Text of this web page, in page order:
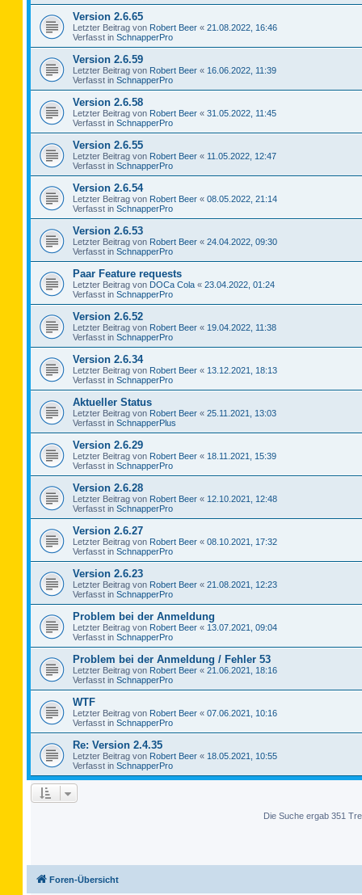
Version 2.6.65
Letzter Beitrag von Robert Beer « 21.08.2022, 16:46
Verfasst in SchnapperPro
Version 2.6.59
Letzter Beitrag von Robert Beer « 16.06.2022, 11:39
Verfasst in SchnapperPro
Version 2.6.58
Letzter Beitrag von Robert Beer « 31.05.2022, 11:45
Verfasst in SchnapperPro
Version 2.6.55
Letzter Beitrag von Robert Beer « 11.05.2022, 12:47
Verfasst in SchnapperPro
Version 2.6.54
Letzter Beitrag von Robert Beer « 08.05.2022, 21:14
Verfasst in SchnapperPro
Version 2.6.53
Letzter Beitrag von Robert Beer « 24.04.2022, 09:30
Verfasst in SchnapperPro
Paar Feature requests
Letzter Beitrag von DOCa Cola « 23.04.2022, 01:24
Verfasst in SchnapperPro
Version 2.6.52
Letzter Beitrag von Robert Beer « 19.04.2022, 11:38
Verfasst in SchnapperPro
Version 2.6.34
Letzter Beitrag von Robert Beer « 13.12.2021, 18:13
Verfasst in SchnapperPro
Aktueller Status
Letzter Beitrag von Robert Beer « 25.11.2021, 13:03
Verfasst in SchnapperPlus
Version 2.6.29
Letzter Beitrag von Robert Beer « 18.11.2021, 15:39
Verfasst in SchnapperPro
Version 2.6.28
Letzter Beitrag von Robert Beer « 12.10.2021, 12:48
Verfasst in SchnapperPro
Version 2.6.27
Letzter Beitrag von Robert Beer « 08.10.2021, 17:32
Verfasst in SchnapperPro
Version 2.6.23
Letzter Beitrag von Robert Beer « 21.08.2021, 12:23
Verfasst in SchnapperPro
Problem bei der Anmeldung
Letzter Beitrag von Robert Beer « 13.07.2021, 09:04
Verfasst in SchnapperPro
Problem bei der Anmeldung / Fehler 53
Letzter Beitrag von Robert Beer « 21.06.2021, 18:16
Verfasst in SchnapperPro
WTF
Letzter Beitrag von Robert Beer « 07.06.2021, 10:16
Verfasst in SchnapperPro
Re: Version 2.4.35
Letzter Beitrag von Robert Beer « 18.05.2021, 10:55
Verfasst in SchnapperPro
Die Suche ergab 351
Foren-Übersicht